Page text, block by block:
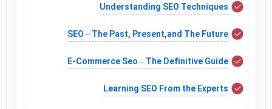
Understanding SEO Techniques
SEO – The Past, Present,and The Future
E-Commerce Seo – The Definitive Guide
Learning SEO From the Experts